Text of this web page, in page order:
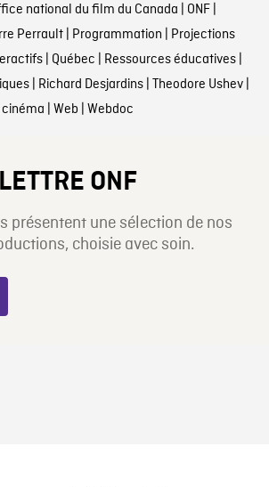
national du film du Canada | ONF|
Perrault| Programmation | Projections
| Québec | Ressources éducatives|
| Richard Desjardins| Theodore Ushev|
| Web | Webdoc
ONF
présentent une sélection de nos
choisie avec soin.